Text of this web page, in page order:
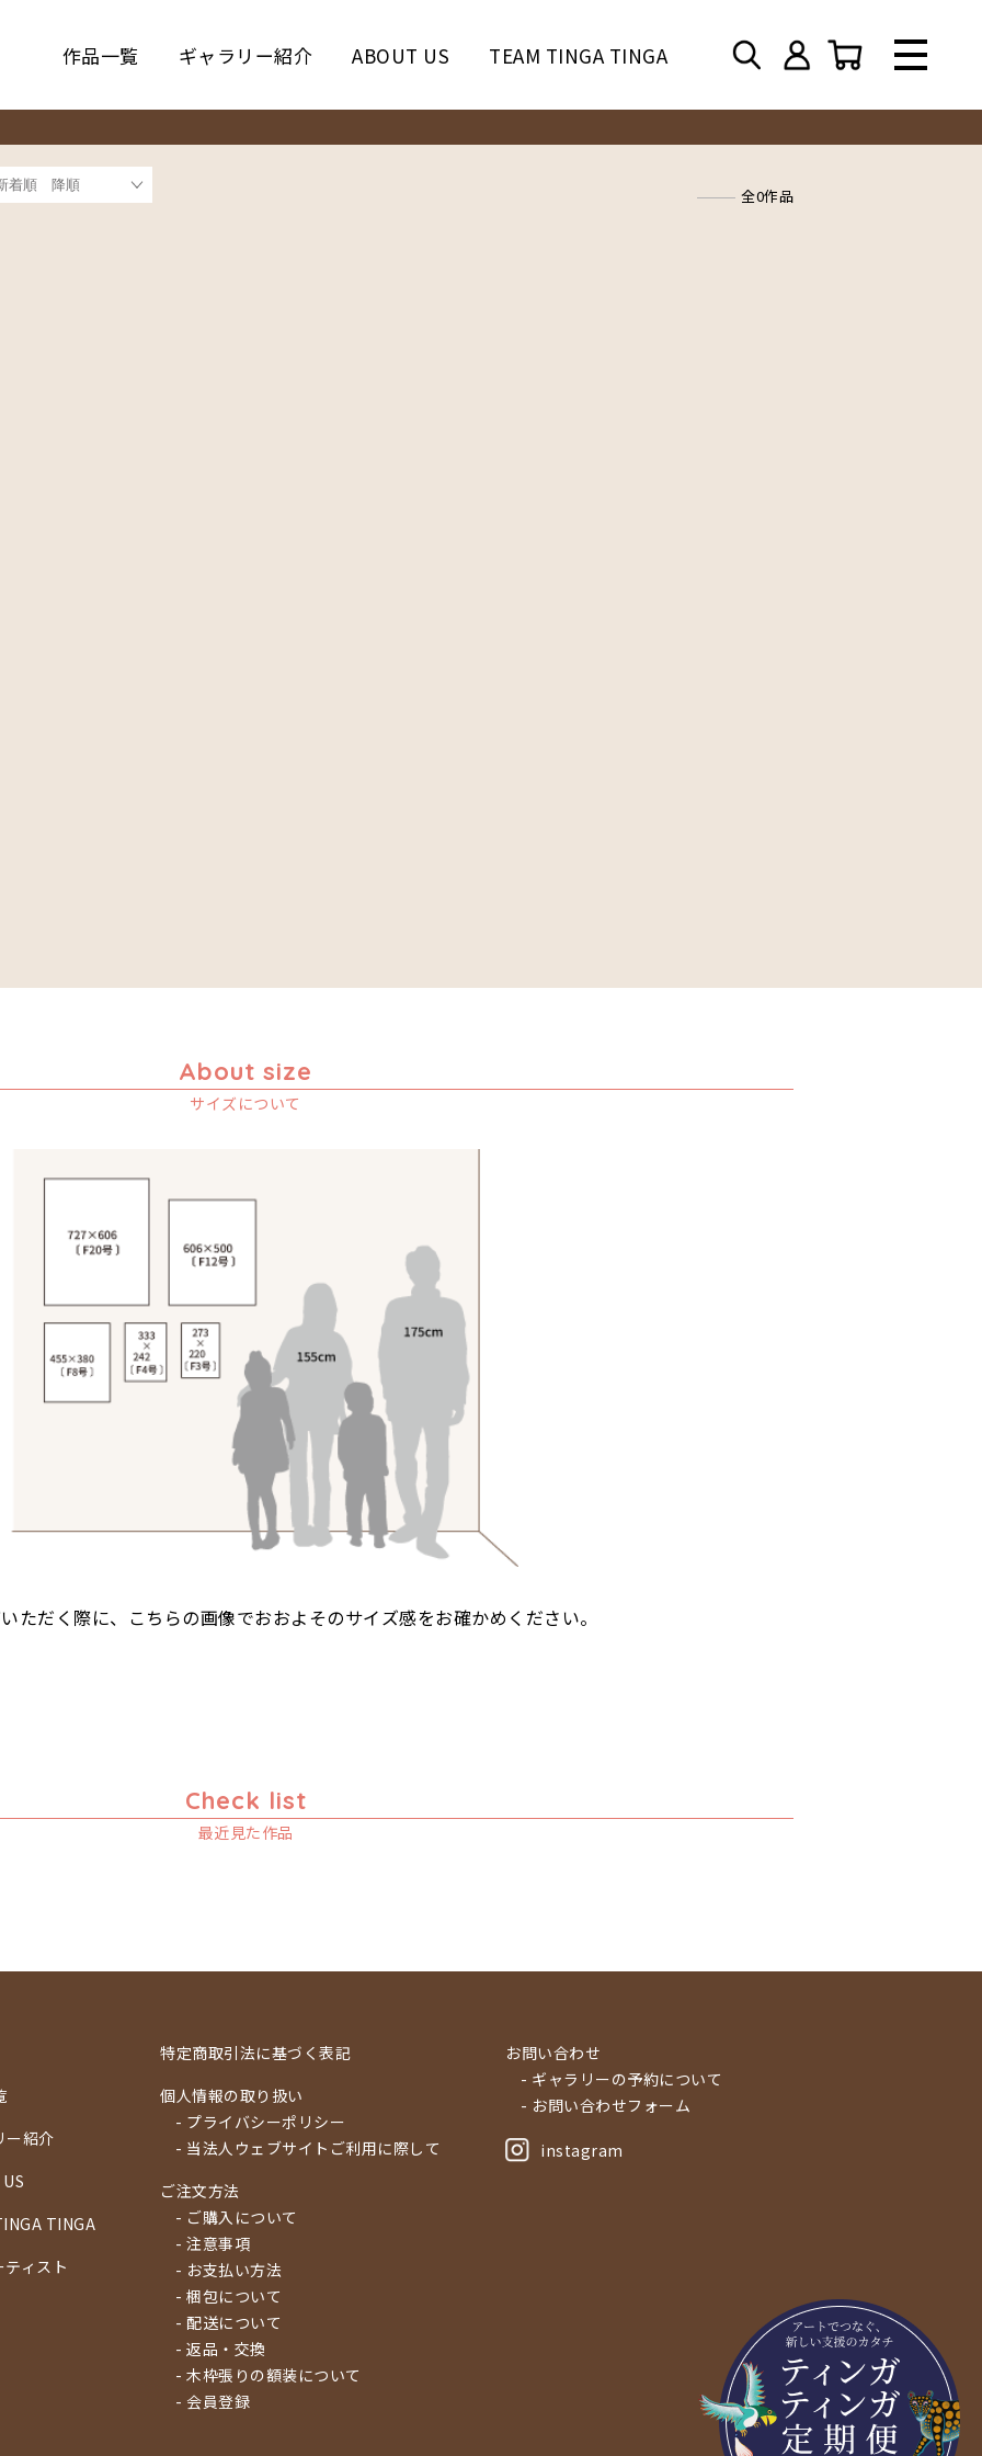
作品一覧 ギャラリー紹介 ABOUT US TEAM TINGA TINGA
全0作品
About size
サイズについて
ただく際に、こちらの画像でおおよそのサイズ感をお確かめください。
Check list
最近見た作品
ー紹介
TINGA
ティスト
特定商取引法に基づく表記
個人情報の取り扱い
- プライバシーポリシー
- 当法人ウェブサイトご利用に際して
ご注文方法
- ご購入について
- 注意事項
- お支払い方法
- 梱包について
- 配送について
- 返品・交換
- 木枠張りの額装について
- 会員登録
お問い合わせ
- ギャラリーの予約について
- お問い合わせフォーム
instagram